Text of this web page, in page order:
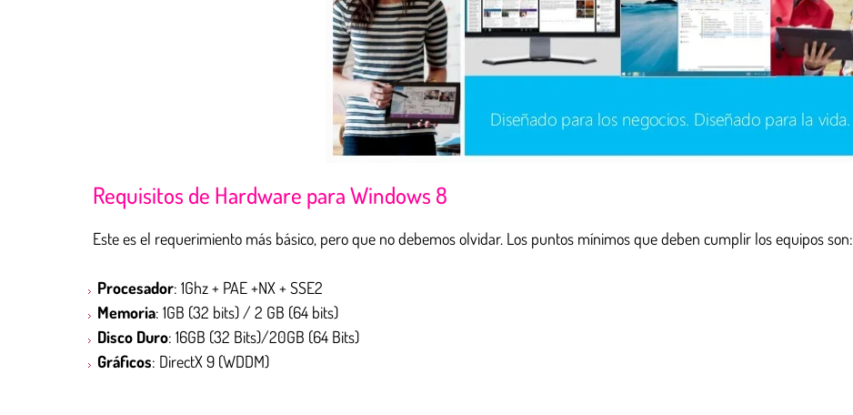
Requisitos de Hardware para Windows 8
Este es el requerimiento más básico, pero que no debemos olvidar. Los puntos mínimos que deben cumplir los equipos son:
Procesador: 1Ghz + PAE +NX + SSE2
Memoria: 1GB (32 bits) / 2 GB (64 bits)
Disco Duro: 16GB (32 Bits)/20GB (64 Bits)
Gráficos: DirectX 9 (WDDM)